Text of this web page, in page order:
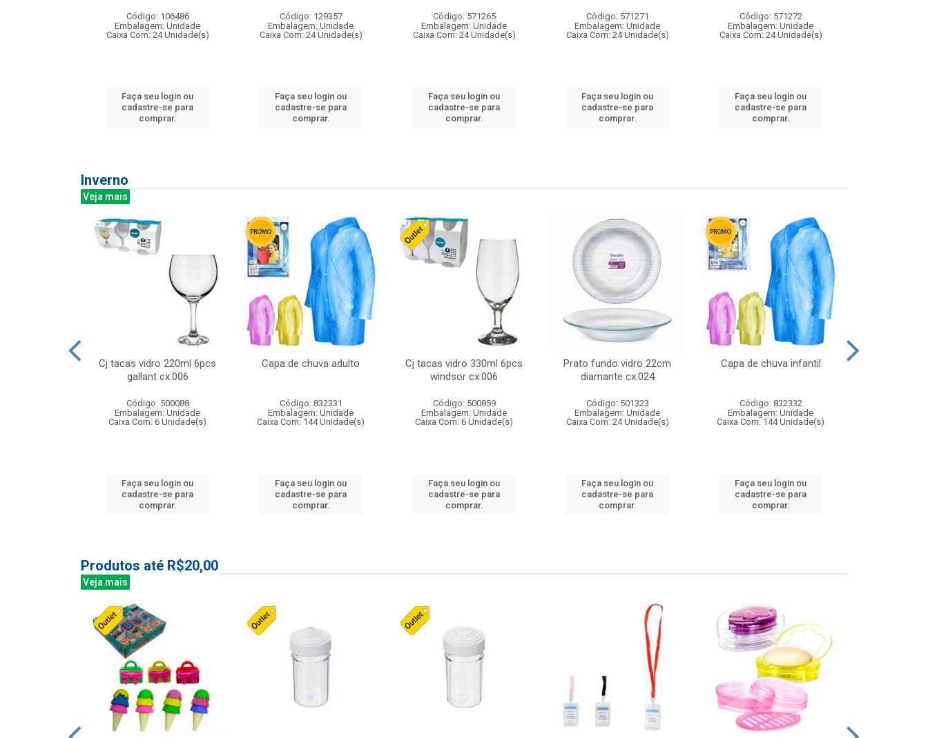
Código: 106486
Embalagem: Unidade
Caixa Com: 24 Unidade(s)
Faça seu login ou
cadastre-se para
comprar.
Código: 129357
Embalagem: Unidade
Caixa Com: 24 Unidade(s)
Faça seu login ou
cadastre-se para
comprar.
Código: 571265
Embalagem: Unidade
Caixa Com: 24 Unidade(s)
Faça seu login ou
cadastre-se para
comprar.
Código: 571271
Embalagem: Unidade
Caixa Com: 24 Unidade(s)
Faça seu login ou
cadastre-se para
comprar.
Código: 571272
Embalagem: Unidade
Caixa Com: 24 Unidade(s)
Faça seu login ou
cadastre-se para
comprar.
Inverno
Veja mais
Cj tacas vidro 220ml 6pcs
gallant cx:006
Código: 500088
Embalagem: Unidade
Caixa Com: 6 Unidade(s)
Faça seu login ou
cadastre-se para
comprar.
Capa de chuva adulto
Código: 832331
Embalagem: Unidade
Caixa Com: 144 Unidade(s)
Faça seu login ou
cadastre-se para
comprar.
Cj tacas vidro 330ml 6pcs
windsor cx:006
Código: 500859
Embalagem: Unidade
Caixa Com: 6 Unidade(s)
Faça seu login ou
cadastre-se para
comprar.
Prato fundo vidro 22cm
diamante cx:024
Código: 501323
Embalagem: Unidade
Caixa Com: 24 Unidade(s)
Faça seu login ou
cadastre-se para
comprar.
Capa de chuva infantil
Código: 832332
Embalagem: Unidade
Caixa Com: 144 Unidade(s)
Faça seu login ou
cadastre-se para
comprar.
Produtos até R$20,00
Veja mais